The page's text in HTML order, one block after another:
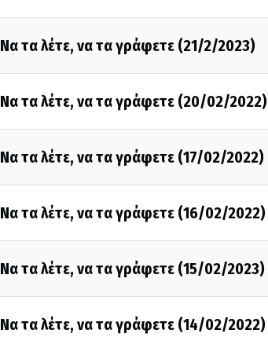
Να τα λέτε, να τα γράφετε (21/2/2023)
Να τα λέτε, να τα γράφετε (20/02/2022)
Να τα λέτε, να τα γράφετε (17/02/2022)
Να τα λέτε, να τα γράφετε (16/02/2022)
Να τα λέτε, να τα γράφετε (15/02/2023)
Να τα λέτε, να τα γράφετε (14/02/2022)